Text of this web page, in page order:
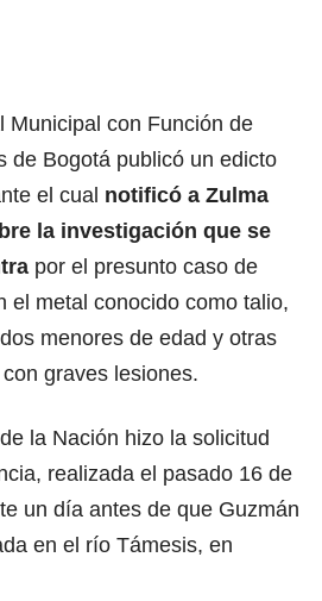
Municipal con Función de
de Bogotá publicó un edicto
el cual notificó a Zulma
la investigación que se
por el presunto caso de
el metal conocido como talio,
menores de edad y otras
graves lesiones.
la Nación hizo la solicitud
realizada el pasado 16 de
un día antes de que Guzmán
en el río Támesis, en